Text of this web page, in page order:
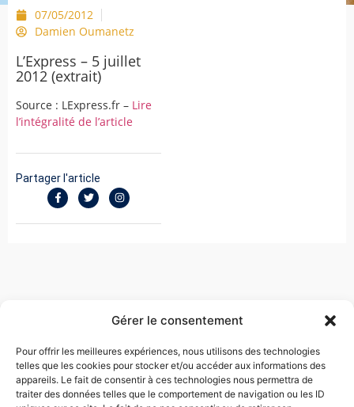
Gérer le consentement
Pour offrir les meilleures expériences, nous utilisons des technologies
telles que les cookies pour stocker et/ou accéder aux informations des
appareils. Le fait de consentir à ces technologies nous permettra de
traiter des données telles que le comportement de navigation ou les ID
07/05/2012
Damien Oumanetz
L’Express – 5 juillet
2012 (extrait)
Source : LExpress.fr – Lire
l’intégralité de l’article
Partager l'article
EVA TOUBOUL COHEN